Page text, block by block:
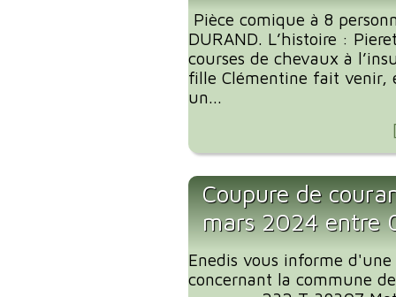
Pièce comique à 8
DURAND. L’histoire :
courses de chevaux à
fille Clémentine fait venir,
un...
Coupure de
mars 2024 entre
Enedis vous informe
concernant la commune